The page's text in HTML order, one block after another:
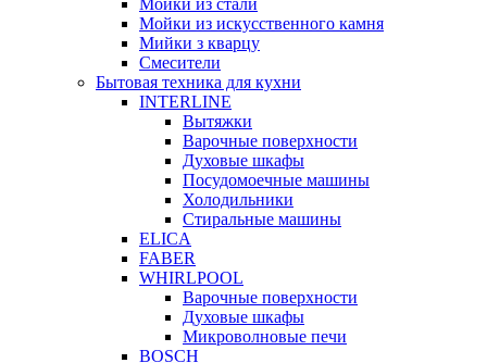
Мойки из стали
Мойки из искусственного камня
Мийки з кварцу
Смесители
Бытовая техника для кухни
INTERLINE
Вытяжки
Варочные поверхности
Духовые шкафы
Посудомоечные машины
Холодильники
Стиральные машины
ELICA
FABER
WHIRLPOOL
Варочные поверхности
Духовые шкафы
Микроволновые печи
BOSCH